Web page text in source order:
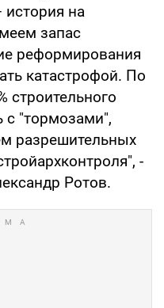
на
запас
реформирования
катастрофой. По
строительного
с "тормозами",
разрешительных
-
Ротов.